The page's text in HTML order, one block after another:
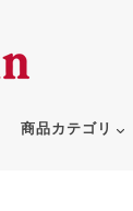
商品カテゴリ